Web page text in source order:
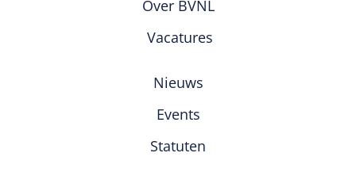
Over BVNL
Vacatures
Nieuws
Events
Statuten